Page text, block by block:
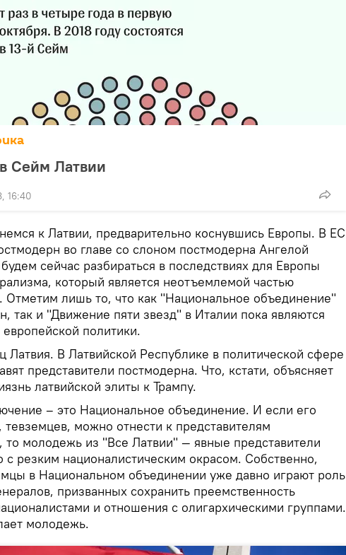
Сейм Латвии
16:40
к Латвии, предварительно коснувшись Европы. В ЕС
во главе со слоном постмодерна Ангелой
сейчас разбираться в последствиях для Европы
который является неотъемлемой частью
Отметим лишь то, что как "Национальное объединение"
так и "Движение пяти звезд" в Италии пока являются
политики.
Латвия. В Латвийской Республике в политической сфере
представители постмодерна. Что, кстати, объясняет
латвийской элиты к Трампу.
– это Национальное объединение. И если его
тевземцев, можно отнести к представителям
то молодежь из "Все Латвии" — явные представители
с резким националистическим окрасом. Собственно,
в Национальном объединении уже давно играют роль
призванных сохранить преемственность
и отношения с олигархическими группами.
молодежь.